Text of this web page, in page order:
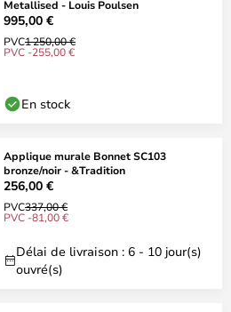
Metallised - Louis Poulsen
995,00 €
PVC1 250,00 €
PVC -255,00 €
En stock
Applique murale Bonnet SC103
bronze/noir - &Tradition
256,00 €
PVC337,00 €
PVC -81,00 €
Délai de livraison : 6 - 10 jour(s)
ouvré(s)